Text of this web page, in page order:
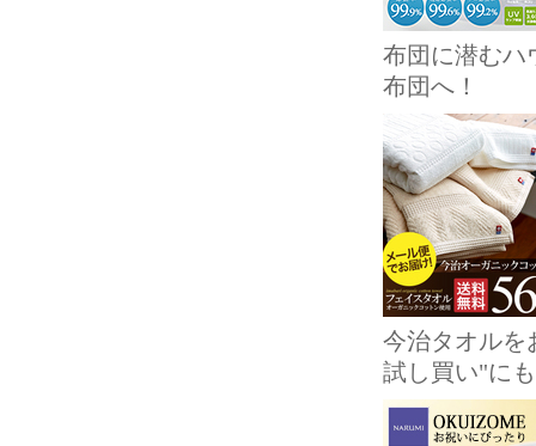
布団に潜むハ
布団へ！
今治タオルを
試し買い"に